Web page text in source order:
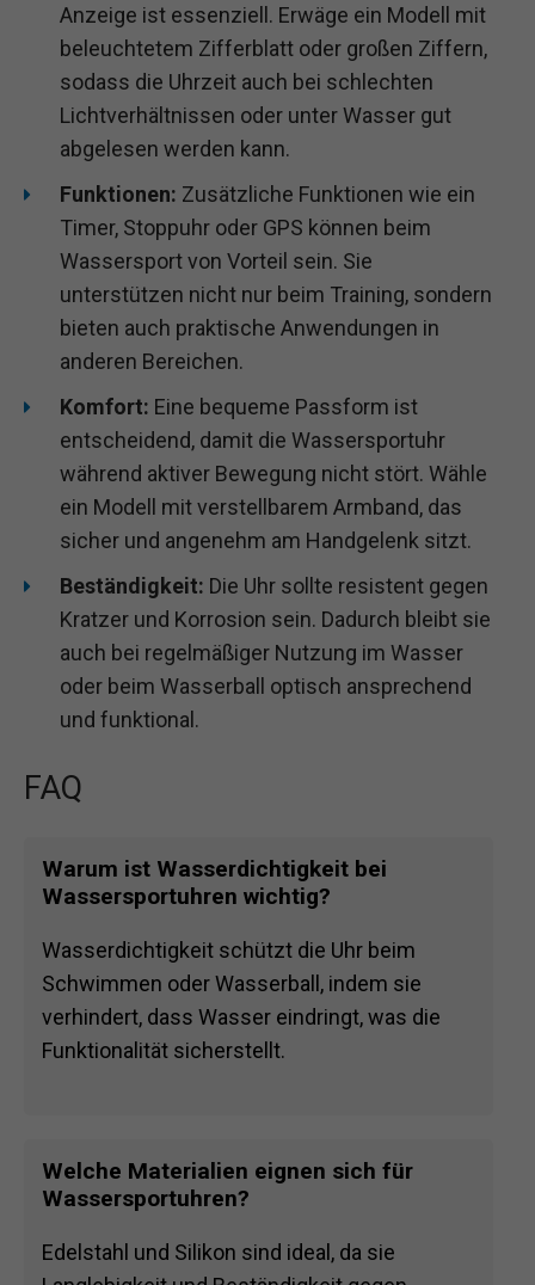
Anzeige ist essenziell. Erwäge ein Modell mit
beleuchtetem Zifferblatt oder großen Ziffern,
sodass die Uhrzeit auch bei schlechten
Lichtverhältnissen oder unter Wasser gut
abgelesen werden kann.
Funktionen: Zusätzliche Funktionen wie ein
Timer, Stoppuhr oder GPS können beim
Wassersport von Vorteil sein. Sie
unterstützen nicht nur beim Training, sondern
bieten auch praktische Anwendungen in
anderen Bereichen.
Komfort: Eine bequeme Passform ist
entscheidend, damit die Wassersportuhr
während aktiver Bewegung nicht stört. Wähle
ein Modell mit verstellbarem Armband, das
sicher und angenehm am Handgelenk sitzt.
Beständigkeit: Die Uhr sollte resistent gegen
Kratzer und Korrosion sein. Dadurch bleibt sie
auch bei regelmäßiger Nutzung im Wasser
oder beim Wasserball optisch ansprechend
und funktional.
FAQ
Warum ist Wasserdichtigkeit bei
Wassersportuhren wichtig?
Wasserdichtigkeit schützt die Uhr beim
Schwimmen oder Wasserball, indem sie
verhindert, dass Wasser eindringt, was die
Funktionalität sicherstellt.
Welche Materialien eignen sich für
Wassersportuhren?
Edelstahl und Silikon sind ideal, da sie